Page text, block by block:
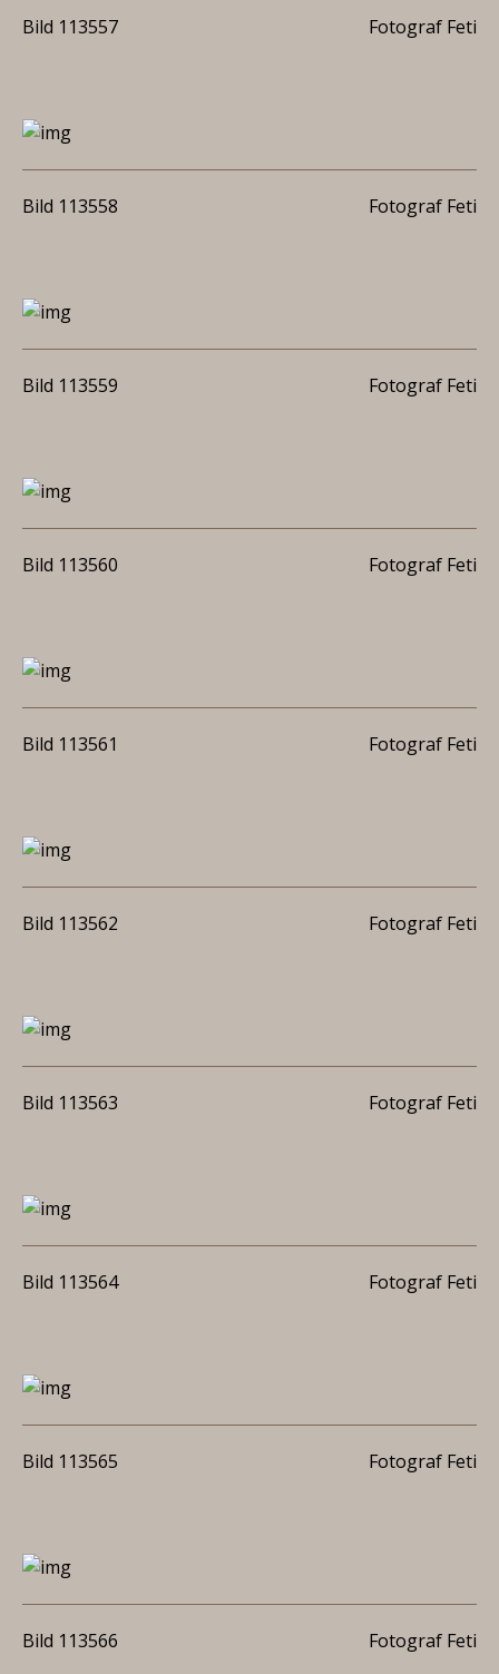
Bild 113557 Fotograf Feti
Bild 113558 Fotograf Feti
Bild 113559 Fotograf Feti
Bild 113560 Fotograf Feti
Bild 113561 Fotograf Feti
Bild 113562 Fotograf Feti
Bild 113563 Fotograf Feti
Bild 113564 Fotograf Feti
Bild 113565 Fotograf Feti
Bild 113566 Fotograf Feti